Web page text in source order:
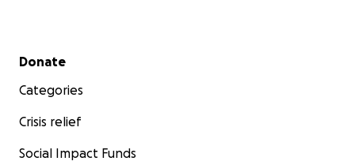
Secondary menu
Donate
Categories
Crisis relief
Social Impact Funds